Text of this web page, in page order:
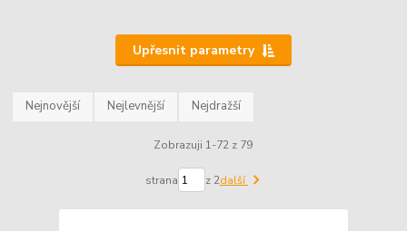
Upřesnit parametry
Nejnovější Nejlevnější Nejdražší
Zobrazuji 1-72 z 79
strana z 2další